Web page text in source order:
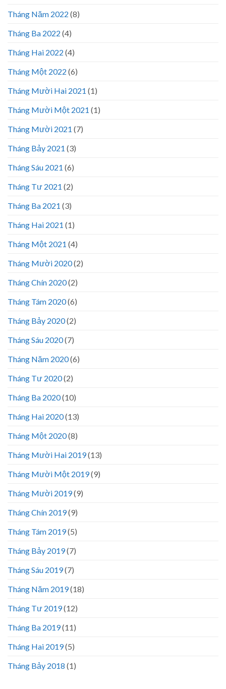
Tháng Năm 2022 (8)
Tháng Ba 2022 (4)
Tháng Hai 2022 (4)
Tháng Một 2022 (6)
Tháng Mười Hai 2021 (1)
Tháng Mười Một 2021 (1)
Tháng Mười 2021 (7)
Tháng Bảy 2021 (3)
Tháng Sáu 2021 (6)
Tháng Tư 2021 (2)
Tháng Ba 2021 (3)
Tháng Hai 2021 (1)
Tháng Một 2021 (4)
Tháng Mười 2020(2)
Tháng Chín 2020(2)
Tháng Tám 2020(6)
Tháng Bảy 2020(2)
Tháng Sáu 2020(7)
Tháng Năm 2020(6)
Tháng Tư 2020(2)
Tháng Ba 2020(10)
Tháng Hai 2020(13)
Tháng Một 2020(8)
Tháng Mười Hai 2019(13)
Tháng Mười Một 2019(9)
Tháng Mười 2019(9)
Tháng Chín 2019(9)
Tháng Tám 2019(5)
Tháng Bảy 2019(7)
Tháng Sáu 2019(7)
Tháng Năm 2019(18)
Tháng Tư 2019(12)
Tháng Ba 2019(11)
Tháng Hai 2019(5)
Tháng Bảy 2018 (1)